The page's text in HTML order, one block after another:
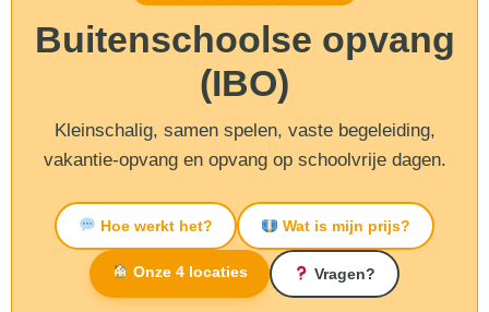
Buitenschoolse opvang
(IBO)
Kleinschalig, samen spelen, vaste begeleiding,
vakantie-opvang en opvang op schoolvrije dagen.
Hoe werkt het? Wat is mijn prijs?
Onze 4 locaties Vragen?